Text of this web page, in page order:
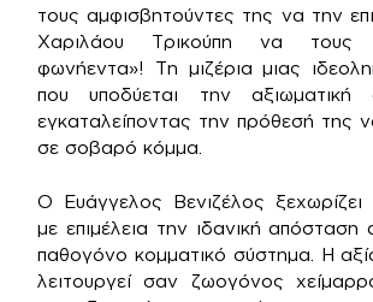
τους αμφισβητούντες της να την
Χαριλάου Τρικούπη να τους
φωνήεντα»! Τη μιζέρια μιας
που υποδύεται την αξιωματική
εγκαταλείποντας την πρόθεσή της
σε σοβαρό κόμμα.
Ο Ευάγγελος Βενιζέλος ξεχωρίζει
με επιμέλεια την ιδανική
παθογόνο κομματικό σύστημα. Η
λειτουργεί σαν ζωογόνος